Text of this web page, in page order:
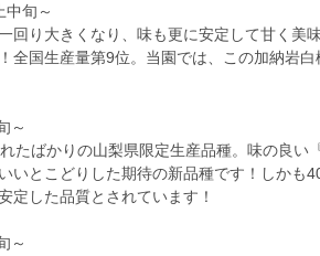
旬～
回り大きくなり、味も更に安定して甘く美
全国生産量第9位。当園では、この加納岩
～
たばかりの山梨県限定生産品種。味の良い
いとこどりした期待の新品種です！しかも
定した品質とされています！
～